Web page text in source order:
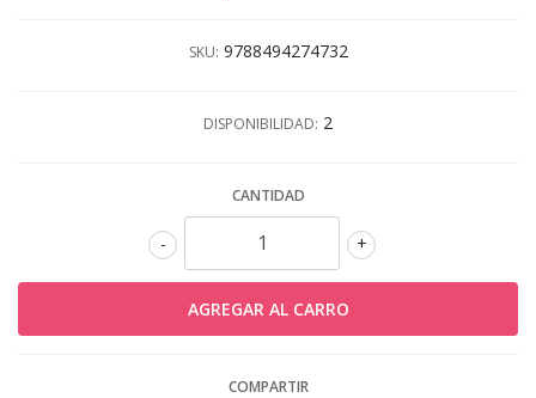
SKU: 9788494274732
DISPONIBILIDAD: 2
CANTIDAD
+
-
COMPARTIR